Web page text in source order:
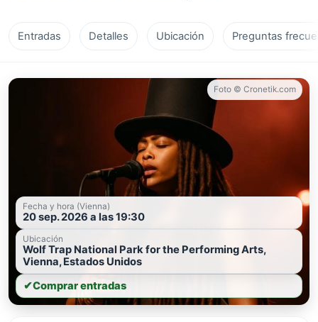
Entradas Detalles Ubicación Preguntas
Foto © Cronetik.com
Fecha y hora (Vienna)
20 sep. 2026 a las 19:30
Ubicación
Wolf Trap National Park for the Performing Arts,
Vienna, Estados Unidos
✔Comprar entradas